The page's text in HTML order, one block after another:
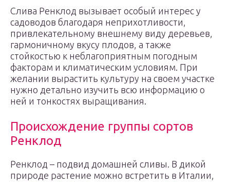
Слива Ренклод вызывает особый интерес у
садоводов благодаря неприхотливости,
привлекательному внешнему виду деревьев,
гармоничному вкусу плодов, а также
стойкостью к неблагоприятным погодным
факторам и климатическим условиям. При
желании вырастить культуру на своем участке
нужно детально изучить всю информацию о
ней и тонкостях выращивания.
Происхождение группы сортов
Ренклод
Ренклод – подвид домашней сливы. В дикой
природе растение можно встретить в Италии,